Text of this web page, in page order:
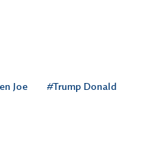
Joe #Trump Donald